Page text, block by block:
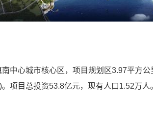
中心城市核心区，项目规划区3.97平方
项目总投资53.8亿元，现有人口1.52万人